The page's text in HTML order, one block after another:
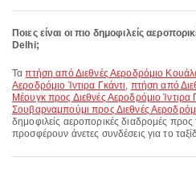
Ποιες είναι οι πιο δημοφιλείς
Delhi;
Ταπτήση από Διεθνές Αεροδρόμιο
Αεροδρόμιο Ίντιρα Γκάντι, πτήση από
Μέουγκ προς Διεθνές Αεροδρόμιο Ίντιρα
Σουβαρναμπούμι προς Διεθνές
δημοφιλείς αεροπορικές διαδρομές
προσφέρουν άνετες συνδέσεις για το